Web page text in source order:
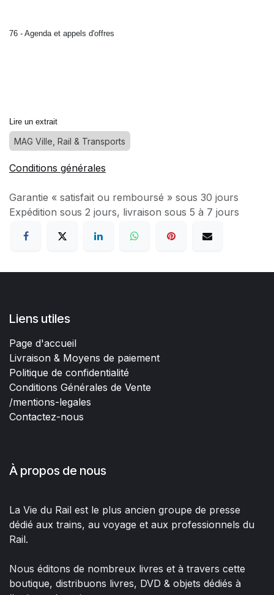
76 - Agenda et appels d'offres
Lire un extrait
MAG Ville, Rail & Transports
Conditions générales
Garantie « satisfait ou remboursé » sous 30 jours
Expédition sous 2 jours, livraison sous 5 à 7 jours
Liens utiles
Page d'accueil
Livraison & Moyens de paiement
Politique de confidentialité
Conditions Générales de Vente
/mentions-legales
Contactez-nous
À propos de nous
La Vie du Rail est le plus ancien groupe de presse
dédié aux trains, au voyage et aux professionnels du
Rail.
Nous éditons de nombreux livres et à travers cette
boutique, distribuons livres, DVD & objets dédiés à